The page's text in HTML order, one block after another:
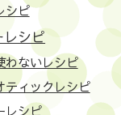
シピ
シピ
わないレシピ
ティックレシピ
レシピ